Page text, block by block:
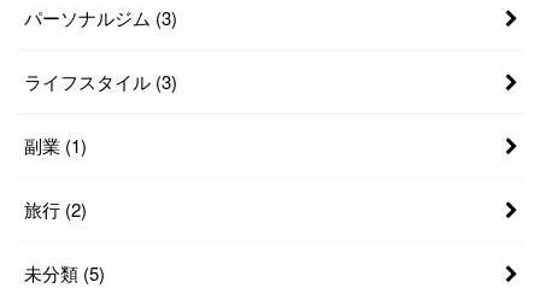
パーソナルジム (3)
ライフスタイル (3)
副業 (1)
旅行 (2)
未分類 (5)